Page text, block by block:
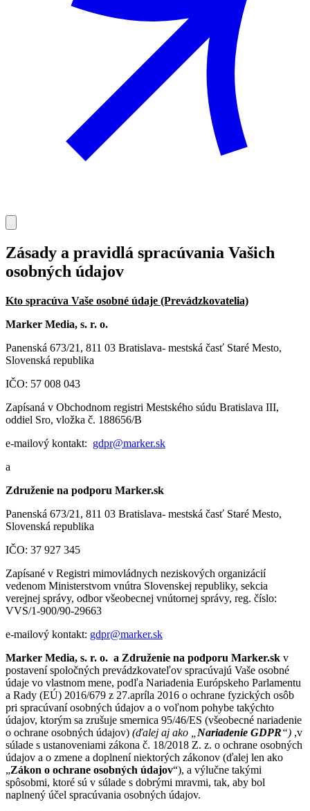
Zásady a pravidlá spracúvania Vašich
osobných údajov
Kto spracúva Vaše osobné údaje (Prevádzkovatelia)
Marker Media, s. r. o.
Panenská 673/21, 811 03 Bratislava- mestská časť Staré Mesto,
Slovenská republika
IČO: 57 008 043
Zapísaná v Obchodnom registri Mestského súdu Bratislava III,
oddiel Sro, vložka č. 188656/B
e-mailový kontakt: gdpr@marker.sk
a
Združenie na podporu Marker.sk
Panenská 673/21, 811 03 Bratislava- mestská časť Staré Mesto,
Slovenská republika
IČO: 37 927 345
Zapísané v Registri mimovládnych neziskových organizácií
vedenom Ministerstvom vnútra Slovenskej republiky, sekcia
verejnej správy, odbor všeobecnej vnútornej správy, reg. číslo:
VVS/1-900/90-29663
e-mailový kontakt: gdpr@marker.sk
Marker Media, s. r. o. a Združenie na podporu Marker.sk v
postavení spoločných prevádzkovateľov spracúvajú Vaše osobné
údaje vo vlastnom mene, podľa Nariadenia Európskeho Parlamentu
a Rady (EÚ) 2016/679 z 27.apríla 2016 o ochrane fyzických osôb
pri spracúvaní osobných údajov a o voľnom pohybe takýchto
údajov, ktorým sa zrušuje smernica 95/46/ES (všeobecné nariadenie
o ochrane osobných údajov) (ďalej aj ako „ Nariadenie GDPR“) ,v
súlade s ustanoveniami zákona č. 18/2018 Z. z. o ochrane osobných
údajov a o zmene a doplnení niektorých zákonov (ďalej len ako
„Zákon o ochrane osobných údajov“), a výlučne takými
spôsobmi, ktoré sú v súlade s dobrými mravmi, tak, aby bol
naplnený účel spracúvania osobných údajov.